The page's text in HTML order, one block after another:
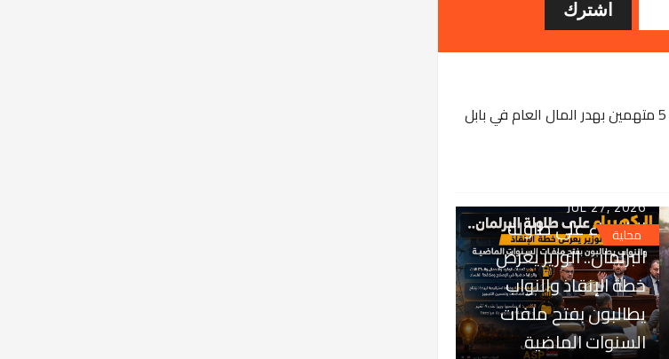
محلية
JUL 27, 2026
الكهرباء على طاولة
البرلمان.. الوزير يعرض
خطة الإنقاذ والنواب
يطالبون بفتح ملفات
السنوات الماضية